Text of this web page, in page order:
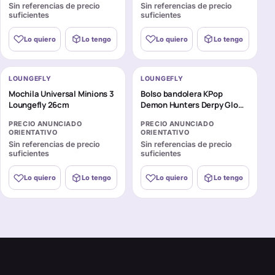
Sin referencias de precio
suficientes
Lo quiero Lo tengo
Sin referencias de precio
suficientes
Lo quiero Lo tengo
LOUNGEFLY
Mochila Universal Minions 3
Loungefly 26cm
PRECIO ANUNCIADO
ORIENTATIVO
Sin referencias de precio
suficientes
Lo quiero Lo tengo
LOUNGEFLY
Bolso bandolera KPop
Demon Hunters Derpy Glow
PRECIO ANUNCIADO
ORIENTATIVO
Sin referencias de precio
suficientes
Lo quiero Lo tengo